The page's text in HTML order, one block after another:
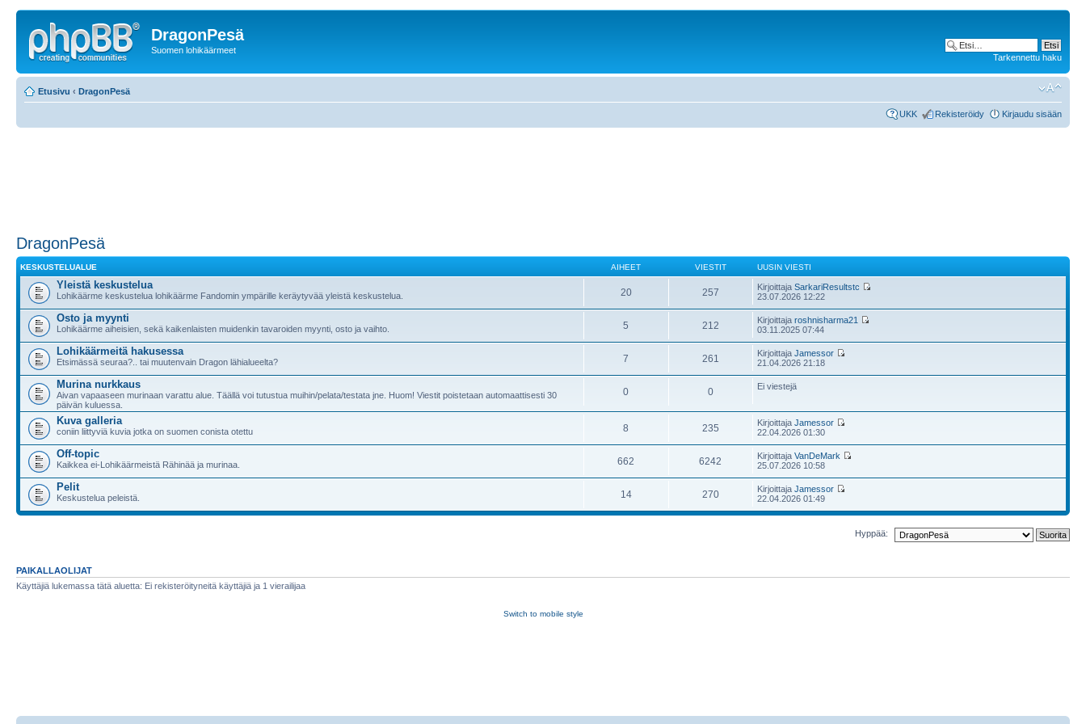
DragonPesä
Suomen lohikäärmeet
Tarkennettu haku
Etusivu ‹ DragonPesä
UKK Rekisteröidy Kirjaudu sisään
DragonPesä
KESKUSTELUALUE AIHEET VIESTIT UUSIN VIESTI
Yleistä keskustelua
Lohikäärme keskustelua lohikäärme Fandomin ympärille keräytyvää yleistä keskustelua. 20 257 KirjoittajaSarkariResultstc
23.07.2026 12:22
Osto ja myynti
Lohikäärme aiheisien, sekä kaikenlaisten muidenkin tavaroiden myynti, osto ja vaihto. 5 212 Kirjoittajaroshnisharma21
03.11.2025 07:44
Lohikäärmeitä hakusessa
Etsimässä seuraa?.. tai muutenvain Dragon lähialueelta? 7 261 KirjoittajaJamessor
21.04.2026 21:18
Murina nurkkaus
Aivan vapaaseen murinaan varattu alue. Täällä voi tutustua muihin/pelata/testata jne. Huom! Viestit poistetaan automaattisesti 30
päivän kuluessa.
0 0 Ei viestejä
Kuva galleria
coniin liittyviä kuvia jotka on suomen conista otettu 8 235 KirjoittajaJamessor
22.04.2026 01:30
Off-topic
Kaikkea ei-Lohikäärmeistä Rähinää ja murinaa. 662 6242 KirjoittajaVanDeMark
25.07.2026 10:58
Pelit
Keskustelua peleistä. 14 270 KirjoittajaJamessor
22.04.2026 01:49
Hyppää:
PAIKALLAOLIJAT
Käyttäjiä lukemassa tätä aluetta: Ei rekisteröityneitä käyttäjiä ja 1 vierailijaa
Switch to mobile style